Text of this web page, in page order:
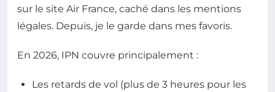
sur le site Air France, caché dans les mentions
légales. Depuis, je le garde dans mes favoris.
En 2026, IPN couvre principalement :
Les retards de vol (plus de 3 heures pour les